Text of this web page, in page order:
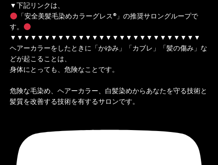
▼下記リンクは、
「安全美髪毛染めカラーグレス®」の推奨サロングループで
す。
▼▼▼▼▼▼▼▼▼▼▼▼▼▼▼▼▼▼▼▼▼▼▼▼▼▼▼▼
ヘアーカラーをしたときに「かゆみ」「カブレ」「髪の傷み」な
どが起こることは、
身体にとっても、危険なことです。
危険な毛染め、ヘアーカラー、白髪染めからあなたを守る技術と
髪質を改善する技術を有するサロンです。